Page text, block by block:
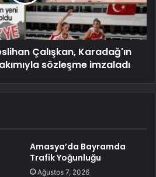
Çalışkan, Karadağ'ın
sözleşme imzaladı
Amasya’da Bayramda
Trafik Yoğunluğu
Ağustos 7, 2026